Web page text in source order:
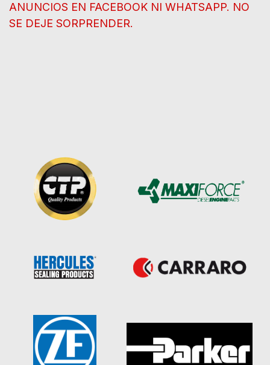
ANUNCIOS EN FACEBOOK NI WHATSAPP. NO
SE DEJE SORPRENDER.